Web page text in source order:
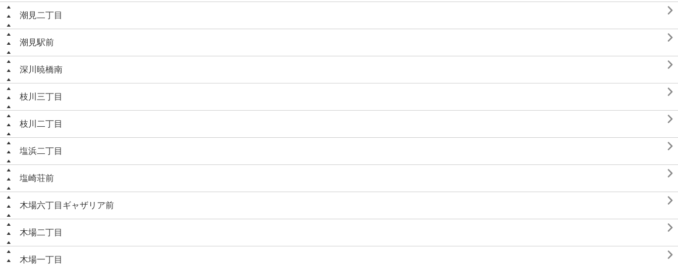
潮見二丁目 
潮見駅前 
深川暁橋南 
枝川三丁目 
枝川二丁目 
塩浜二丁目 
塩崎荘前 
木場六丁目ギャザリア前 
木場二丁目 
木場一丁目 